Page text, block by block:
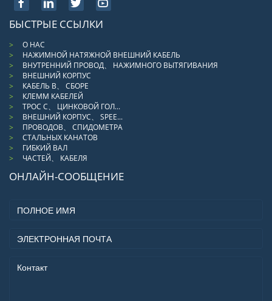
БЫСТРЫЕ ССЫЛКИ
О НАС
НАЖИМНОЙ НАТЯЖНОЙ ВНЕШНИЙ КАБЕЛЬ
ВНУТРЕННИЙ ПРОВОД、 НАЖИМНОГО ВЫТЯГИВАНИЯ
ВНЕШНИЙ КОРПУС
КАБЕЛЬ В、 СБОРЕ
КЛЕММ КАБЕЛЕЙ
ТРОС С、 ЦИНКОВОЙ ГОЛ...
ВНЕШНИЙ КОРПУС、 SPEE...
ПРОВОДОВ、 СПИДОМЕТРА
СТАЛЬНЫХ КАНАТОВ
ГИБКИЙ ВАЛ
ЧАСТЕЙ、 КАБЕЛЯ
ОНЛАЙН-СООБЩЕНИЕ